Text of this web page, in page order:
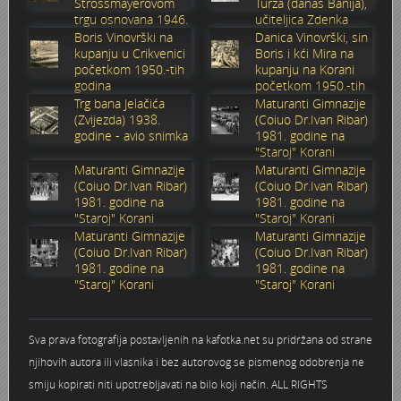
Stoljetna poplava 1939.
Tvornica potkivačkih čavala Mustad-Karlovac
Boksački klub Velebit
Bijelo dugme
Banija - poplava 4. 12. 1966.
Autobusna stanica na Korzu
Auto cross
AMD Zanatlija
Adamo klub
8. slet Bratstva i jedinstva 13. lipnja 1965. godine
Lovni i ribolovni turizam
Mala scena 1987. - Le Cinema
Mala scena Hrvatskog doma
Marina Perazić, Davor Tolja (Denis&Denis) i Edi Kraljić
Maturanti Gimnazije 1988. godine
Motocross
NULA
Nepokoreni grad - Trojanski konj (epizoda)
Novogodišnje čestitke
PUNK
Zavjet Petra Grgeca - 1998.
Škola plivanja Patkica
Mimohod 23. kolovoza 1995.
Ekonomska škola - ratne godine
Dubravko Halovanić - Ratne godine
Crkva Sv. Doroteje - 1991.
Frizerski salon Gerber (Kopf) - utemeljen 1924.
Gimnazijska i Ekonomska zbornica - Igor Mihelić
INKASATOR
Karlovački fotograf Josip Žunić
Obitelj Klemenčić
Krešimir Botković - RAZGLEDNICE
Krešimir Perušić - Nogomet
KUD REČICA
Mery Berti - karlovačka Žuži
Strossmayerovom
trgu osnovana 1946.
godine
Turza (danas Banija),
učiteljica Zdenka
Sabolić
Boris Vinovrški na
kupanju u Crikvenici
početkom 1950.-tih
godina
Danica Vinovrški, sin
Boris i kći Mira na
kupanju na Korani
početkom 1950.-tih
godina
Trg bana Jelačića
(Zvijezda) 1938.
godine - avio snimka
Maturanti Gimnazije
(Coiuo Dr.Ivan Ribar)
1981. godine na
"Staroj" Korani
Maturanti Gimnazije
(Coiuo Dr.Ivan Ribar)
1981. godine na
"Staroj" Korani
Maturanti Gimnazije
(Coiuo Dr.Ivan Ribar)
1981. godine na
"Staroj" Korani
Maturanti Gimnazije
(Coiuo Dr.Ivan Ribar)
1981. godine na
"Staroj" Korani
Maturanti Gimnazije
(Coiuo Dr.Ivan Ribar)
1981. godine na
"Staroj" Korani
Sva prava fotografija postavljenih na kafotka.net su pridržana od strane
njihovih autora ili vlasnika i bez autorovog se pismenog odobrenja ne
smiju kopirati niti upotrebljavati na bilo koji način. ALL RIGHTS